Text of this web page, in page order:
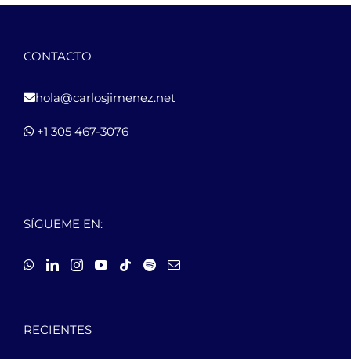
CONTACTO
hola@carlosjimenez.net
+1 305 467-3076
SÍGUEME EN:
RECIENTES